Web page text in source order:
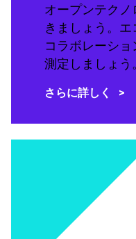
オープンテク
きましょう。エ
コラボレーシ
測定しましょう。
さらに詳しく